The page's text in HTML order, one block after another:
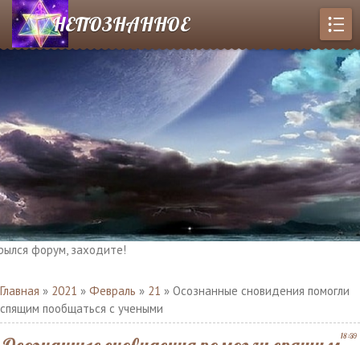
НЕПОЗНАННОЕ
форум, заходите!
Главная » 2021 » Февраль » 21 » Осознанные сновидения помогли
спящим пообщаться с учеными
18:39